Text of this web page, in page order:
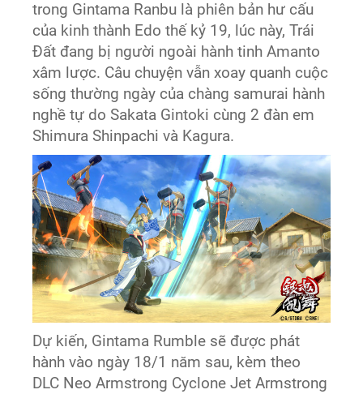
trong Gintama Ranbu là phiên bản hư cấu
của kinh thành Edo thế kỷ 19, lúc này, Trái
Đất đang bị người ngoài hành tinh Amanto
xâm lược. Câu chuyện vẫn xoay quanh cuộc
sống thường ngày của chàng samurai hành
nghề tự do Sakata Gintoki cùng 2 đàn em
Shimura Shinpachi và Kagura.
Dự kiến, Gintama Rumble sẽ được phát
hành vào ngày 18/1 năm sau, kèm theo
DLC Neo Armstrong Cyclone Jet Armstrong